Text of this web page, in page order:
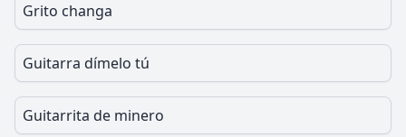
Grito changa
Guitarra dímelo tú
Guitarrita de minero